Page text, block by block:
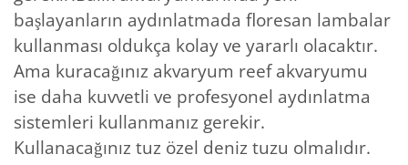
başlayanların aydınlatmada floresan lambalar
kullanması oldukça kolay ve yararlı olacaktır.
Ama kuracağınız akvaryum reef akvaryumu
ise daha kuvvetli ve profesyonel aydınlatma
sistemleri kullanmanız gerekir.
Kullanacağınız tuz özel deniz tuzu olmalıdır.